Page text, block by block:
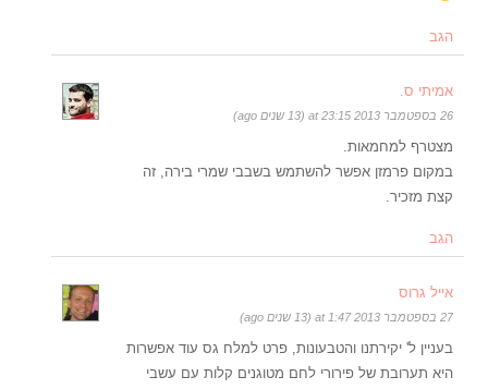
הגב
אמיתי ס.
26 בספטמבר 2013 at 23:15 (13 שנים ago)
מצטרף למחמאות.
במקום פרמזן אפשר להשתמש בשבבי שמרי בירה, זה
קצת מזכיר.
הגב
אייל גרוס
27 בספטמבר 2013 at 1:47 (13 שנים ago)
בעניין ל' יקירתנו והטבעונות, פרט למלח גס עוד אפשרות
היא תערובת של פירורי לחם מטוגנים קלות עם עשבי